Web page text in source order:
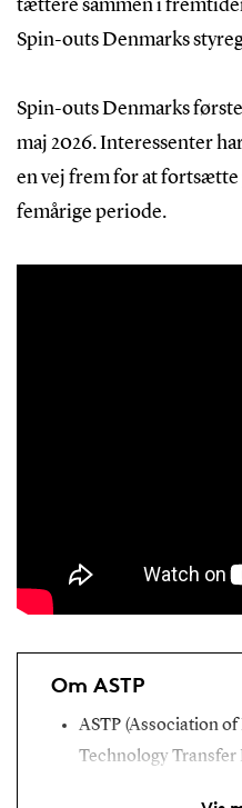
tættere sammen i
Spin-outs Denmarks
Spin-outs Denmarks
maj 2026. Interessenter
en vej frem for at
femårige periode.
Om ASTP
ASTP (Association
Technology Transfer